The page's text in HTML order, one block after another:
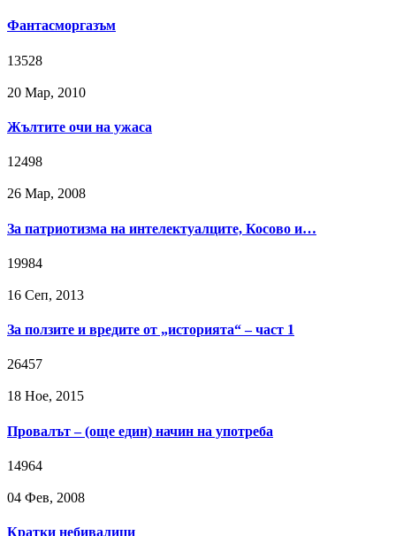
Фантасморгазъм
13528
20 Мар, 2010
Жълтите очи на ужаса
12498
26 Мар, 2008
За патриотизма на интелектуалците, Косово и…
19984
16 Сeп, 2013
За ползите и вредите от „историята“ – част 1
26457
18 Ное, 2015
Провалът – (още един) начин на употреба
14964
04 Фев, 2008
Кратки небивалици